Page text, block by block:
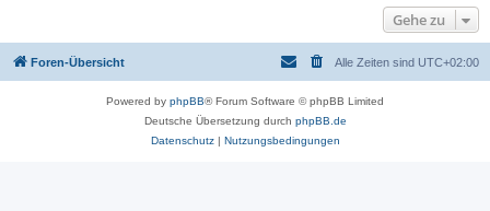
Gehe zu
Foren-Übersicht Alle Zeiten sind UTC+02:00
Powered by phpBB® Forum Software © phpBB Limited
Deutsche Übersetzung durch phpBB.de
Datenschutz| Nutzungsbedingungen